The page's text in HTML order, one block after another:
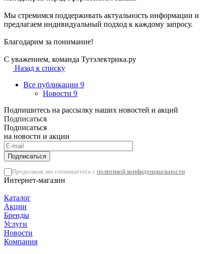
Мы стремимся поддерживать актуальность информации и
предлагаем индивидуальный подход к каждому запросу.
Благодарим за понимание!
С уважением, команда Тутэлектрика.ру
Назад к списку
Все публикации 9
Новости 9
Подпишитесь на рассылку наших новостей и акций
Подписаться
Подписаться
на новости и акции
Подписаться
Продолжая, вы соглашаетесь с политикой конфиденциальности
Интернет-магазин
Каталог
Акции
Бренды
Услуги
Новости
Компания